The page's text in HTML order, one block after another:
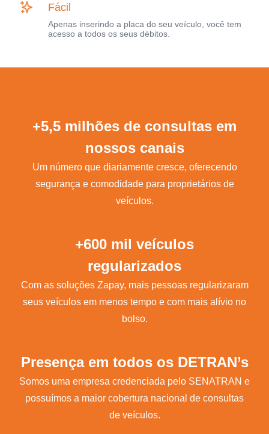
Fácil
Apenas inserindo a placa do seu veículo, você tem
acesso a todos os seus débitos.
+5,5 milhões de consultas em
nossos canais
Um número que diariamente cresce, oferecendo
segurança e comodidade para proprietários de
veículos.
+600 mil veículos
regularizados
Com as soluções Zapay, mais pessoas regularizaram
seus veículos em menos tempo e com mais alívio no
bolso.
Presença em todos os DETRAN’s
Somos uma empresa credenciada pelo SENATRAN e
possuímos a maior cobertura nacional de consultas
de veículos.